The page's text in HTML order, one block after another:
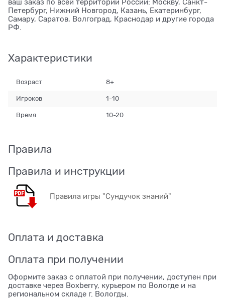
ваш заказ по всей территории России: Москву, Санкт-
Петербург, Нижний Новгород, Казань, Екатеринбург,
Самару, Саратов, Волгоград, Краснодар и другие города
РФ.
Характеристики
Возраст 8+
Игроков 1-10
Время 10-20
Правила
Правила и инструкции
Правила игры "Сундучок знаний"
Оплата и доставка
Оплата при получении
Оформите заказ с оплатой при получении, доступен при
доставке через Boxberry, курьером по Вологде и на
региональном складе г. Вологды.